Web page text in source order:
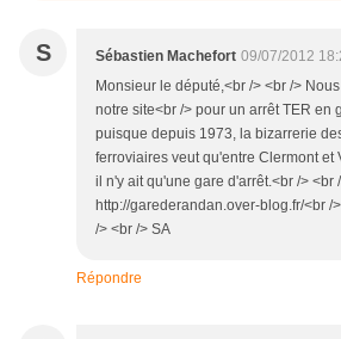
S Sébastien Machefort 09/07/2012
Monsieur le député,<br /> <br />
notre site<br /> pour un arrêt TER en
puisque depuis 1973, la bizarrerie
ferroviaires veut qu'entre Clermont et
il n'y ait qu'une gare d'arrêt.<br /> <br
http://garederandan.over-blog.fr/<br /
/> <br /> SA
Répondre